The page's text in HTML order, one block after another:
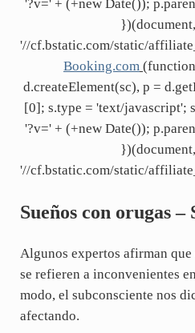
'?v=' + (+new Date());
'//cf.bstatic.com/static/
Booking.com
d.createElement(sc), p =
[0]; s.type = 'text/javascript';
'?v=' + (+new Date());
'//cf.bstatic.com/static/
Sueños con orugas
Algunos expertos afirman que
se refieren a inconvenientes
modo, el subconsciente nos
afectando.